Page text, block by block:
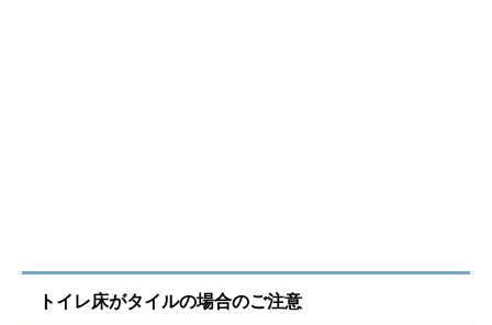
トイレ床がタイルの場合のご注意